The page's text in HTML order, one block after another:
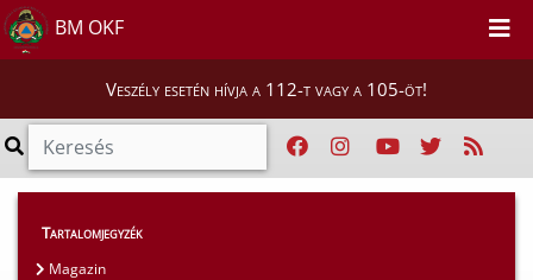
BM OKF
Veszély esetén hívja a 112-t vagy a 105-öt!
Magunkról
Tartalomjegyzék
Magazin